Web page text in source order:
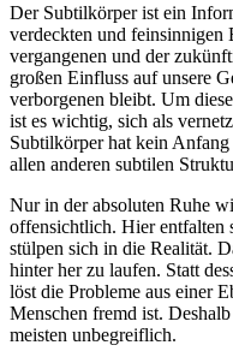
Der Subtilkörper ist ein
verdeckten und feinsinnigen
vergangenen und der
großen Einfluss auf unsere
verborgenen bleibt. Um
ist es wichtig, sich als
Subtilkörper hat kein
allen anderen subtilen
Nur in der absoluten Ruhe
offensichtlich. Hier entfalten
stülpen sich in die Realität.
hinter her zu laufen. Statt
löst die Probleme aus einer
Menschen fremd ist.
meisten unbegreiflich.